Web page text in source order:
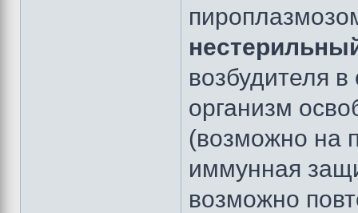
возбудителя в
организм
(возможно на
иммунная
возможно